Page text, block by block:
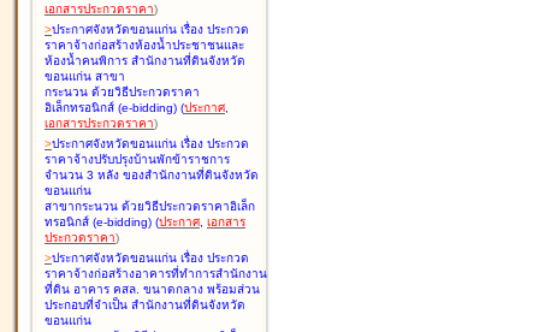
เอกสารประกวดราคา)
>ประกาศจังหวัดขอนแก่น เรื่อง ประกวด
ราคาจ้างก่อสร้างห้องน้ำประชาชนและ
ห้องน้ำคนพิการ สำนักงานที่ดินจังหวัด
ขอนแก่น สาขา
กระนวน ด้วยวิธีประกวดราคา
อิเล็กทรอนิกส์ (e-bidding) (ประกาศ,
เอกสารประกวดราคา)
>ประกาศจังหวัดขอนแก่น เรื่อง ประกวด
ราคาจ้างปรับปรุงบ้านพักข้าราชการ
จำนวน 3 หลัง ของสำนักงานที่ดินจังหวัด
ขอนแก่น
สาขากระนวน ด้วยวิธีประกวดราคาอิเล็ก
ทรอนิกส์ (e-bidding) (ประกาศ, เอกสาร
ประกวดราคา)
>ประกาศจังหวัดขอนแก่น เรื่อง ประกวด
ราคาจ้างก่อสร้างอาคารที่ทำการสำนักงาน
ที่ดิน อาคาร คสล. ขนาดกลาง พร้อมส่วน
ประกอบที่จำเป็น สำนักงานที่ดินจังหวัด
ขอนแก่น